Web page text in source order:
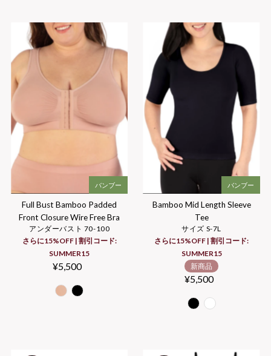
バンブー
Full Bust Bamboo Padded
Front Closure Wire Free Bra
アンダーバスト 70-100
さらに15%OFF | 割引コード:
SUMMER15
Regular
¥5,500
バンブー
Bamboo Mid Length Sleeve
Tee
サイズ S-7L
さらに15%OFF | 割引コード:
SUMMER15
新商品
Regular
¥5,500